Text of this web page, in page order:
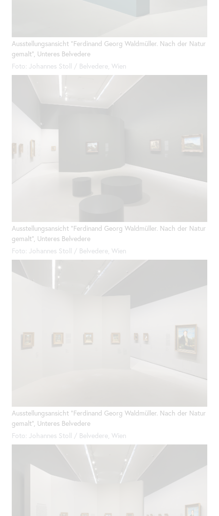
Ausstellungsansicht "Ferdinand Georg Waldmüller. Nach der Natur
gemalt", Unteres Belvedere
Foto: Johannes Stoll / Belvedere, Wien
Ausstellungsansicht "Ferdinand Georg Waldmüller. Nach der Natur
gemalt", Unteres Belvedere
Foto: Johannes Stoll / Belvedere, Wien
Ausstellungsansicht "Ferdinand Georg Waldmüller. Nach der Natur
gemalt", Unteres Belvedere
Foto: Johannes Stoll / Belvedere, Wien